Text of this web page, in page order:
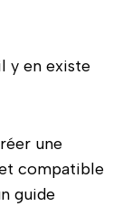
y en existe
une
compatible
guide